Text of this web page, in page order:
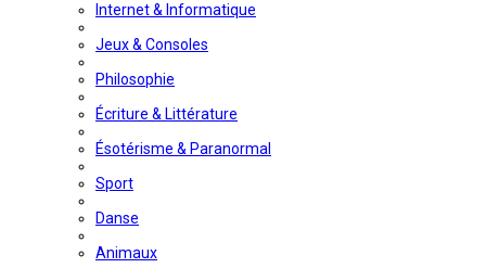
Internet & Informatique
Jeux & Consoles
Philosophie
Écriture & Littérature
Ésotérisme & Paranormal
Sport
Danse
Animaux